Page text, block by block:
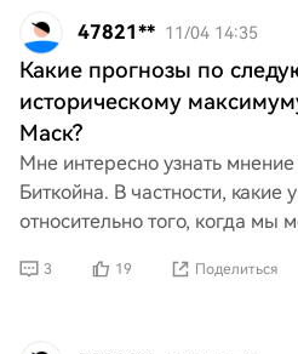
47821** 11/04 14:35
Какие прогнозы по
историческому
Маск?
Мне интересно узнать
Биткойна. В частности, какие
относительно того, когда мы
криптовалюты? Его мысл
3 19 Поделиться